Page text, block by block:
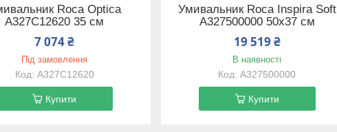
Roca Optica
A327C12620 35 см
7 074 ₴
Під замовлення
A327C12620
Купити
Умивальник Roca Inspira Soft
A327500000 50х37 см
19 519 ₴
В наявності
A327500000
Купити